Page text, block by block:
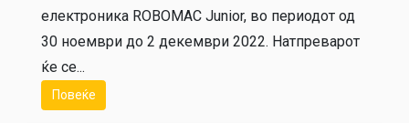
електроника ROBOMAC Junior, во периодот од
30 ноември до 2 декември 2022. Натпреварот
ќе се...
Повеќе